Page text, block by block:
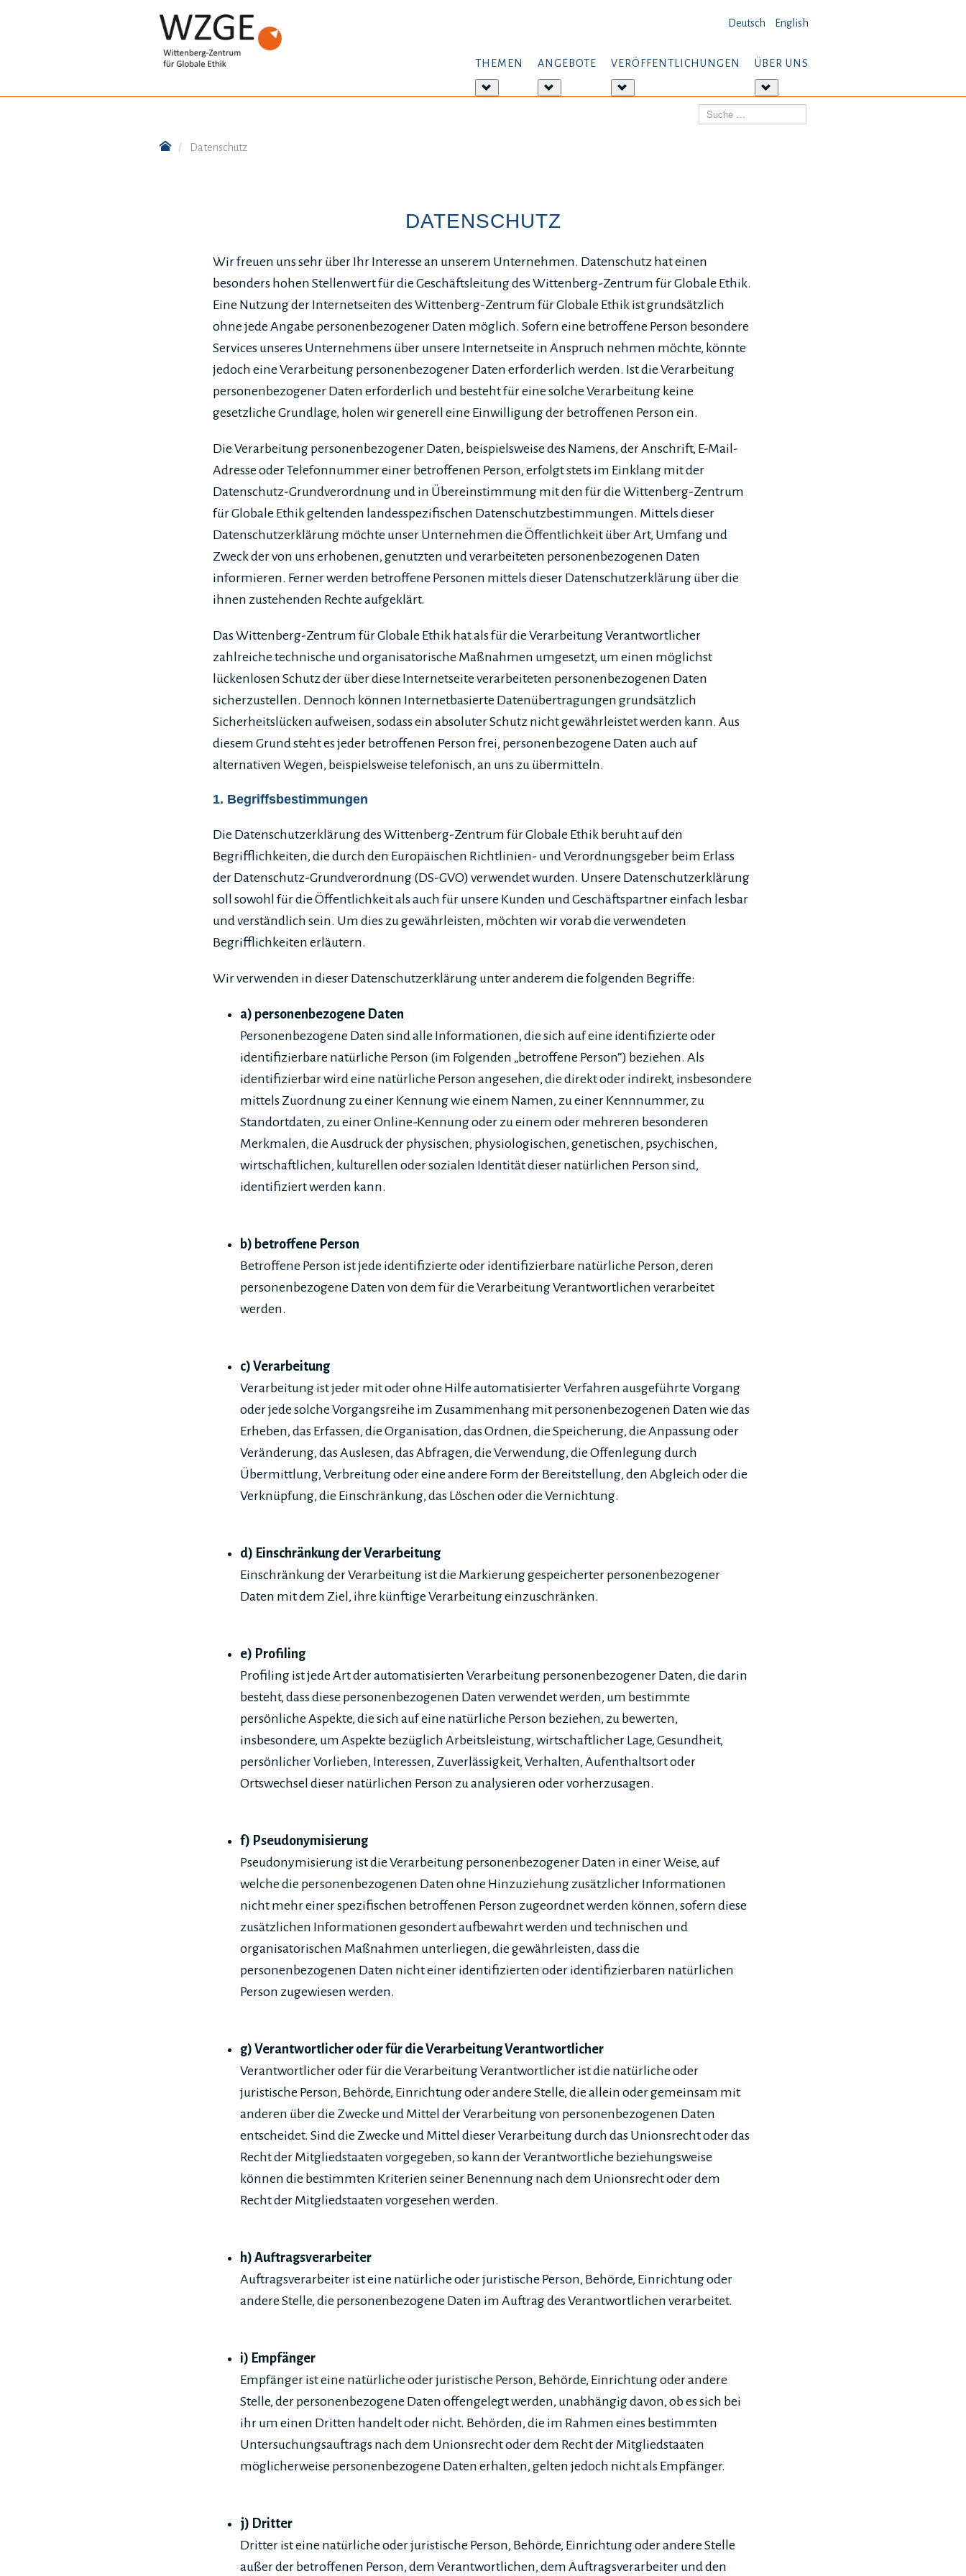
Deutsch English
THEMEN
Informationen:
ANGEBOTE
Informationen:
VERÖFFENTLICHUNGEN
Informationen:
ÜBER UNS
Informationen:
uns
Suchen
Datenschutz
DATENSCHUTZ
Wir freuen uns sehr über Ihr Interesse an unserem Unternehmen. Datenschutz hat einen
besonders hohen Stellenwert für die Geschäftsleitung des Wittenberg-Zentrum für Globale Ethik.
Eine Nutzung der Internetseiten des Wittenberg-Zentrum für Globale Ethik ist grundsätzlich
ohne jede Angabe personenbezogener Daten möglich. Sofern eine betroffene Person besondere
Services unseres Unternehmens über unsere Internetseite in Anspruch nehmen möchte, könnte
jedoch eine Verarbeitung personenbezogener Daten erforderlich werden. Ist die Verarbeitung
personenbezogener Daten erforderlich und besteht für eine solche Verarbeitung keine
gesetzliche Grundlage, holen wir generell eine Einwilligung der betroffenen Person ein.
Die Verarbeitung personenbezogener Daten, beispielsweise des Namens, der Anschrift, E-Mail-
Adresse oder Telefonnummer einer betroffenen Person, erfolgt stets im Einklang mit der
Datenschutz-Grundverordnung und in Übereinstimmung mit den für die Wittenberg-Zentrum
für Globale Ethik geltenden landesspezifischen Datenschutzbestimmungen. Mittels dieser
Datenschutzerklärung möchte unser Unternehmen die Öffentlichkeit über Art, Umfang und
Zweck der von uns erhobenen, genutzten und verarbeiteten personenbezogenen Daten
informieren. Ferner werden betroffene Personen mittels dieser Datenschutzerklärung über die
ihnen zustehenden Rechte aufgeklärt.
Das Wittenberg-Zentrum für Globale Ethik hat als für die Verarbeitung Verantwortlicher
zahlreiche technische und organisatorische Maßnahmen umgesetzt, um einen möglichst
lückenlosen Schutz der über diese Internetseite verarbeiteten personenbezogenen Daten
sicherzustellen. Dennoch können Internetbasierte Datenübertragungen grundsätzlich
Sicherheitslücken aufweisen, sodass ein absoluter Schutz nicht gewährleistet werden kann. Aus
diesem Grund steht es jeder betroffenen Person frei, personenbezogene Daten auch auf
alternativen Wegen, beispielsweise telefonisch, an uns zu übermitteln.
1. Begriffsbestimmungen
Die Datenschutzerklärung des Wittenberg-Zentrum für Globale Ethik beruht auf den
Begrifflichkeiten, die durch den Europäischen Richtlinien- und Verordnungsgeber beim Erlass
der Datenschutz-Grundverordnung (DS-GVO) verwendet wurden. Unsere Datenschutzerklärung
soll sowohl für die Öffentlichkeit als auch für unsere Kunden und Geschäftspartner einfach lesbar
und verständlich sein. Um dies zu gewährleisten, möchten wir vorab die verwendeten
Begrifflichkeiten erläutern.
Wir verwenden in dieser Datenschutzerklärung unter anderem die folgenden Begriffe:
a) personenbezogene Daten
Personenbezogene Daten sind alle Informationen, die sich auf eine identifizierte oder
identifizierbare natürliche Person (im Folgenden „betroffene Person“) beziehen. Als
identifizierbar wird eine natürliche Person angesehen, die direkt oder indirekt, insbesondere
mittels Zuordnung zu einer Kennung wie einem Namen, zu einer Kennnummer, zu
Standortdaten, zu einer Online-Kennung oder zu einem oder mehreren besonderen
Merkmalen, die Ausdruck der physischen, physiologischen, genetischen, psychischen,
wirtschaftlichen, kulturellen oder sozialen Identität dieser natürlichen Person sind,
identifiziert werden kann.
b) betroffene Person
Betroffene Person ist jede identifizierte oder identifizierbare natürliche Person, deren
personenbezogene Daten von dem für die Verarbeitung Verantwortlichen verarbeitet
werden.
c) Verarbeitung
Verarbeitung ist jeder mit oder ohne Hilfe automatisierter Verfahren ausgeführte Vorgang
oder jede solche Vorgangsreihe im Zusammenhang mit personenbezogenen Daten wie das
Erheben, das Erfassen, die Organisation, das Ordnen, die Speicherung, die Anpassung oder
Veränderung, das Auslesen, das Abfragen, die Verwendung, die Offenlegung durch
Übermittlung, Verbreitung oder eine andere Form der Bereitstellung, den Abgleich oder die
Verknüpfung, die Einschränkung, das Löschen oder die Vernichtung.
d) Einschränkung der Verarbeitung
Einschränkung der Verarbeitung ist die Markierung gespeicherter personenbezogener
Daten mit dem Ziel, ihre künftige Verarbeitung einzuschränken.
e) Profiling
Profiling ist jede Art der automatisierten Verarbeitung personenbezogener Daten, die darin
besteht, dass diese personenbezogenen Daten verwendet werden, um bestimmte
persönliche Aspekte, die sich auf eine natürliche Person beziehen, zu bewerten,
insbesondere, um Aspekte bezüglich Arbeitsleistung, wirtschaftlicher Lage, Gesundheit,
persönlicher Vorlieben, Interessen, Zuverlässigkeit, Verhalten, Aufenthaltsort oder
Ortswechsel dieser natürlichen Person zu analysieren oder vorherzusagen.
f) Pseudonymisierung
Pseudonymisierung ist die Verarbeitung personenbezogener Daten in einer Weise, auf
welche die personenbezogenen Daten ohne Hinzuziehung zusätzlicher Informationen
nicht mehr einer spezifischen betroffenen Person zugeordnet werden können, sofern diese
zusätzlichen Informationen gesondert aufbewahrt werden und technischen und
organisatorischen Maßnahmen unterliegen, die gewährleisten, dass die
personenbezogenen Daten nicht einer identifizierten oder identifizierbaren natürlichen
Person zugewiesen werden.
g) Verantwortlicher oder für die Verarbeitung Verantwortlicher
Verantwortlicher oder für die Verarbeitung Verantwortlicher ist die natürliche oder
juristische Person, Behörde, Einrichtung oder andere Stelle, die allein oder gemeinsam mit
anderen über die Zwecke und Mittel der Verarbeitung von personenbezogenen Daten
entscheidet. Sind die Zwecke und Mittel dieser Verarbeitung durch das Unionsrecht oder das
Recht der Mitgliedstaaten vorgegeben, so kann der Verantwortliche beziehungsweise
können die bestimmten Kriterien seiner Benennung nach dem Unionsrecht oder dem
Recht der Mitgliedstaaten vorgesehen werden.
h) Auftragsverarbeiter
Auftragsverarbeiter ist eine natürliche oder juristische Person, Behörde, Einrichtung oder
andere Stelle, die personenbezogene Daten im Auftrag des Verantwortlichen verarbeitet.
i) Empfänger
Empfänger ist eine natürliche oder juristische Person, Behörde, Einrichtung oder andere
Stelle, der personenbezogene Daten offengelegt werden, unabhängig davon, ob es sich bei
ihr um einen Dritten handelt oder nicht. Behörden, die im Rahmen eines bestimmten
Untersuchungsauftrags nach dem Unionsrecht oder dem Recht der Mitgliedstaaten
möglicherweise personenbezogene Daten erhalten, gelten jedoch nicht als Empfänger.
j) Dritter
Dritter ist eine natürliche oder juristische Person, Behörde, Einrichtung oder andere Stelle
außer der betroffenen Person, dem Verantwortlichen, dem Auftragsverarbeiter und den